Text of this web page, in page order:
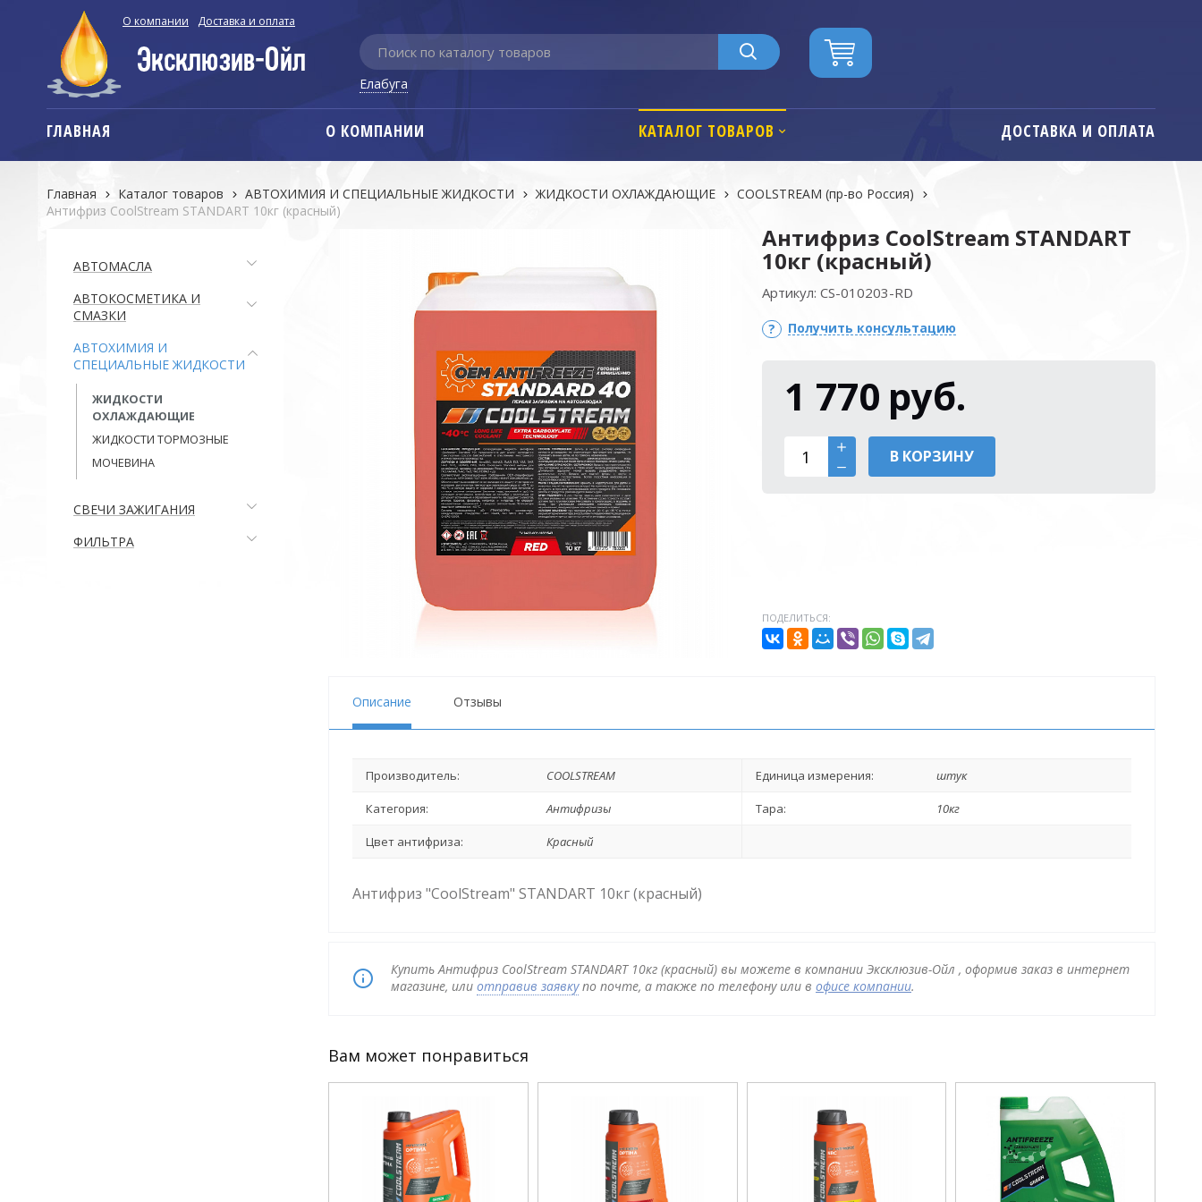
О компании Доставка и оплата
Елабуга
ГЛАВНАЯ О КОМПАНИИ КАТАЛОГ ТОВАРОВ ДОСТАВКА И ОПЛАТА
Главная Каталог товаров АВТОХИМИЯ И СПЕЦИАЛЬНЫЕ ЖИДКОСТИ ЖИДКОСТИ ОХЛАЖДАЮЩИЕ
COOLSTREAM (пр-во Россия)
Антифриз CoolStream STANDART 10кг (красный)
АВТОМАСЛА
АВТОКОСМЕТИКА И
СМАЗКИ
АВТОХИМИЯ И
СПЕЦИАЛЬНЫЕ ЖИДКОСТИ
ЖИДКОСТИ
ОХЛАЖДАЮЩИЕ
ЖИДКОСТИ ТОРМОЗНЫЕ
МОЧЕВИНА
СВЕЧИ ЗАЖИГАНИЯ
ФИЛЬТРА
Антифриз CoolStream STANDART
10кг (красный)
Артикул: CS-010203-RD
Получить консультацию
1 770 руб.
В КОРЗИНУ
ПОДЕЛИТЬСЯ:
Описание Отзывы
Производитель: COOLSTREAM Единица измерения: штук
Категория: Антифризы Тара: 10кг
Цвет антифриза: Красный
Антифриз "CoolStream" STANDART 10кг (красный)
Купить Антифриз CoolStream STANDART 10кг (красный) вы можете в компании Эксклюзив-Ойл , оформив заказ в интернет
магазине, или отправив заявкупо почте, а также по телефону или в офисе компании.
Вам может понравиться